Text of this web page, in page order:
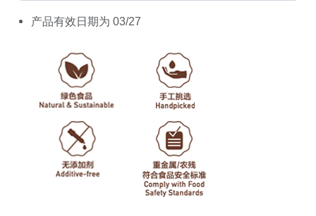
产品有效日期为 03/27